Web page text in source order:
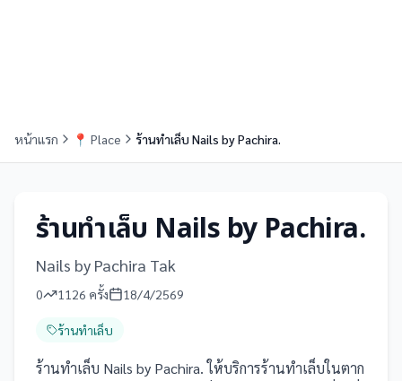
หน้าแรก 📍 Place ร้านทำเล็บ Nails by Pachira.
ร้านทำเล็บ Nails by Pachira.
Nails by Pachira Tak
0 1126 ครั้ง 18/4/2569
ร้านทำเล็บ
ร้านทำเล็บ Nails by Pachira. ให้บริการร้านทำเล็บในตาก